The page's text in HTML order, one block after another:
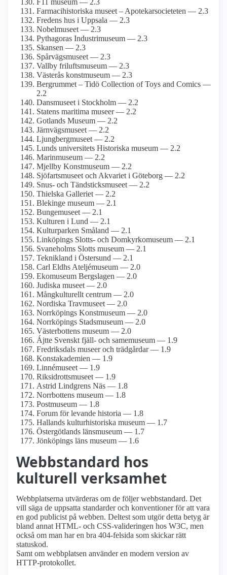
F11 museum — 2.3
Farmaci­historiska museet – Apotekar­societeten — 2.3
Fredens hus i Uppsala — 2.3
Nobelmuseet — 2.3
Pythagoras Industrimuseum — 2.3
Skansen — 2.3
Spårvägsmuseet — 2.3
Vallby friluftsmuseum — 2.3
Västerås konstmuseum — 2.3
Bergrummet – Tidö Collection of Toys and Comics —
2.2
Dansmuseet i Stockholm — 2.2
Statens maritima museer — 2.2
Gotlands Museum — 2.2
Järnvägs­museet — 2.2
Ljungberg­museet — 2.2
Lunds universitets Historiska museum — 2.2
Marinmuseum — 2.2
Mjellby Konstmuseum — 2.2
Sjöfartsmuseet och Akvariet i Göteborg — 2.2
Snus- och Tändsticks­museet — 2.2
Thielska Galleriet — 2.2
Blekinge museum — 2.1
Bungemuseet — 2.1
Kulturen i Lund — 2.1
Kulturparken Småland — 2.1
Linköpings Slotts- och Domkyrko­museum — 2.1
Svaneholms Slotts museum — 2.1
Teknikland i Östersund — 2.1
Carl Eldhs Ateljémuseum — 2.0
Ekomuseum Bergslagen — 2.0
Judiska museet — 2.0
Mångkulturellt centrum — 2.0
Nordiska Travmuseet — 2.0
Norrköpings Konstmuseum — 2.0
Norrköpings Stadsmuseum — 2.0
Västerbottens museum — 2.0
Ájtte Svenskt fjäll- och same­museum — 1.9
Fredriksdals museer och trädgårdar — 1.9
Konst­akademien — 1.9
Linnémuseet — 1.9
Riksidrotts­museet — 1.9
Astrid Lindgrens Näs — 1.8
Norrbottens museum — 1.8
Postmuseum — 1.8
Forum för levande historia — 1.8
Hallands kultur­historiska museum — 1.7
Östergötlands länsmuseum — 1.7
Jönköpings läns museum — 1.6
Webbstandard hos
kulturell verksamhet
Webbplatserna utvärderas om de följer webbstandard. Det
vill säga de uppsatta standarder och konventioner för att vara
en god publicist på webben. Deltest som utgör detta betyg är
bland annat HTML- och CSS-valideringen hos W3C, men
också om man har en bra 404-felsida som skickar rätt
statuskod.
Samt om webbplatsen använder en modern version av
HTTP-protokollet.